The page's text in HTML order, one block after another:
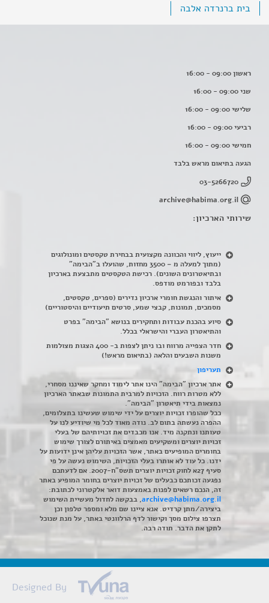
בית ברנרדה אלבה
ראשון 09:00 - 16:00
שני 09:00 - 16:00
שלישי 09:00 - 16:00
רביעי 09:00 - 16:00
חמישי 09:00 - 16:00
הגעה בתיאום מראש בלבד
03-5266720
archive@habima.org.il
שירותי הארכיון:
ייעוץ, ליווי והכוונה מקצועית בבחירת טקסטים ומונולוגים
(מתוך למעלה מ – 3500 מחזות, שהועלו ב"הבימה"
ובתיאטרונים השונים). רכישת הטקסטים מתבצעת בארכיון
בלבד ובפורמט מודפס.
איתור והנגשת חומרי ארכיון נדירים (ספרים, טקסטים,
מסמכים, תמונות, קבצי שמע, סרטים תיעודיים והיסטוריים)
סיוע בהכנת עבודות ותחקירים בנושא "הבימה" בפרט
והתיאטרון העברי והישראלי בכלל.
חדר הצפייה מרווח ובו ניתן לצפות ב- 400 הצגות מצולמות
משנות השבעים והלאה (בתיאום מראש!)
תעריפון
אתר ארכיון "הבימה" הינו אתר לימוד ומחקר שאיננו מסחרי,
ללא מטרות רווח. הזכויות למרבית התמונות שבאתר הארכיון
נמצאות בידי תיאטרון "הבימה".
ככל שהופרו זכויות יוצרים על ידי שימוש שעשינו בתצלומים,
ההפרה נעשתה בתום לב. נודה מאוד לכל מי שיודיע לנו על
טעותנו ונתקנה מיד. אנו מכבדים את זכויותיהם של בעלי
זכויות יוצרים ומשקיעים מאמצים באיתורם לצורך שימוש
בחומרים המופיעים באתר, אשר הזכויות עליהן אינן ידועות על
ידנו. כל עוד לא אותרו בעלי הזכויות, השימוש נעשה על פי
סעיף 27א לחוק זכויות יוצרים תשס"ח-2007. אם לדעתכם
נפגעה זכותכם כבעלים של זכויות יוצרים בחומר המופיע באתר
זה, הנכם רשאים לפנות באמצעות דואר אלקטרוני לכתובת:
archive@habima.org.il, בבקשה לחדול מעשיית השימוש
ביצירה/מתן קרדיט. אנא ציינו שם מלא ומספר טלפון וכן
תצרפו צילום מסך וקישור לדף הרלוונטי באתר, על מנת שנוכל
לתקן את הדבר. תודה רבה.
Designed By